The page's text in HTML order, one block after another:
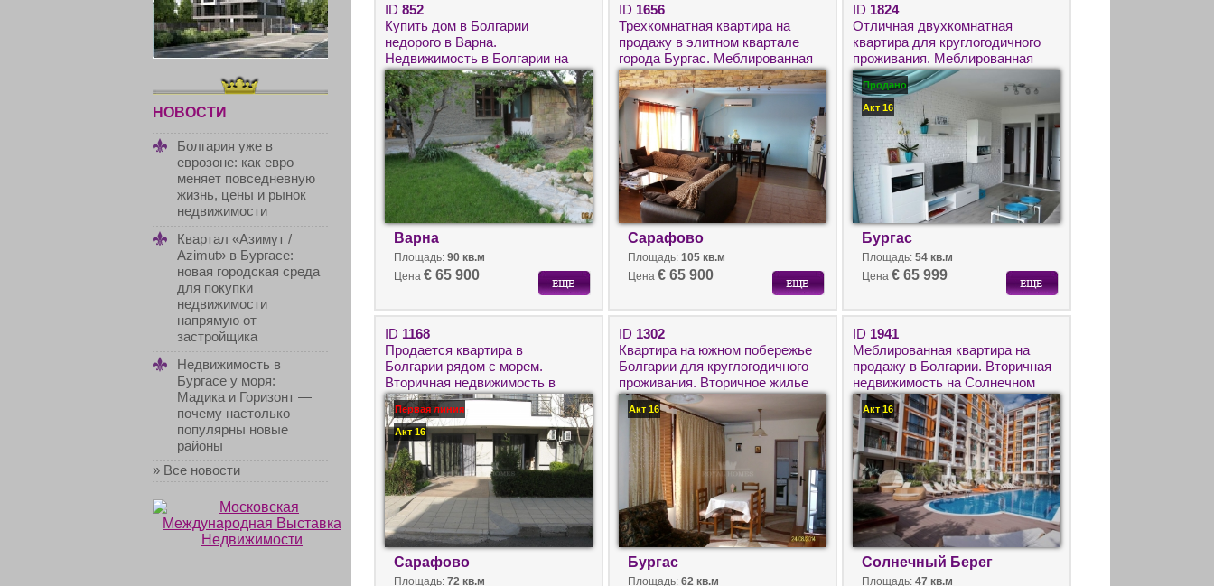
НОВОСТИ
Болгария уже в
еврозоне: как евро
меняет повседневную
жизнь, цены и рынок
недвижимости
Квартал «Азимут /
Azimut» в Бургасе:
новая городская среда
для покупки
недвижимости
напрямую от
застройщика
Недвижимость в
Бургасе у моря:
Мадика и Горизонт —
почему настолько
популярны новые
районы
» Все новости
ID 852
Купить дом в Болгарии
недорого в Варна.
Недвижимость в Болгарии на
море.
Варна
Площадь: 90 кв.м
Цена € 65 900
ID 1656
Трехкомнатная квартира на
продажу в элитном квартале
города Бургас. Меблированная
вторичка в Сарафово около
моря.
Сарафово
Площадь: 105 кв.м
Цена € 65 900
ID 1824
Отличная двухкомнатная
квартира для круглогодичного
проживания. Меблированная
недвижимость в городе Бургас
с панорамным видом на море.
Продано
Акт 16
Бургас
Площадь: 54 кв.м
Цена € 65 999
ID 1168
Продается квартира в
Болгарии рядом с морем.
Вторичная недвижимость в
Бургасе для круглогодичного
проживания.
Первая линия
Акт 16
Сарафово
Площадь: 72 кв.м
ID 1302
Квартира на южном побережье
Болгарии для круглогодичного
проживания. Вторичное жилье
в Бургасе рядом с морем.
Акт 16
Бургас
Площадь: 62 кв.м
ID 1941
Меблированная квартира на
продажу в Болгарии. Вторичная
недвижимость на Солнечном
берегу.
Акт 16
Солнечный Берег
Площадь: 47 кв.м